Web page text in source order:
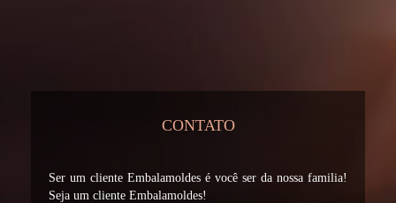
CONTATO
Ser um cliente Embalamoldes é você ser da nossa familia!
Seja um cliente Embalamoldes!